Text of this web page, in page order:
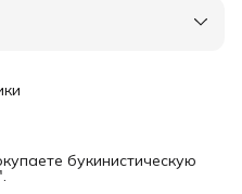
букинистическую